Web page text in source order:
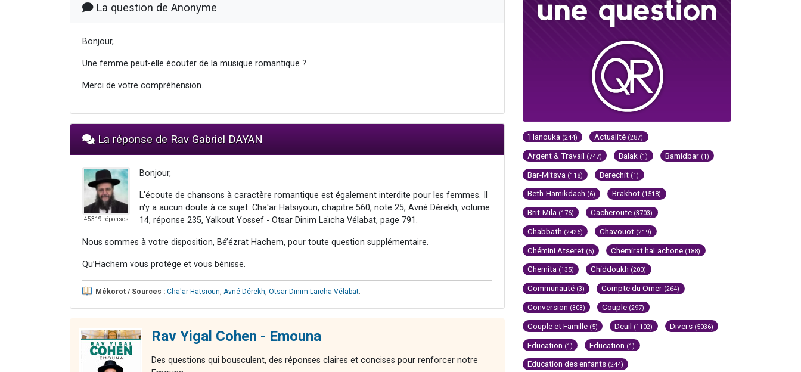
La question de Anonyme
Bonjour,
Une femme peut-elle écouter de la musique romantique ?
Merci de votre compréhension.
La réponse de Rav Gabriel DAYAN
45319 réponses
Bonjour,
L'écoute de chansons à caractère romantique est également interdite pour les femmes. Il
n'y a aucun doute à ce sujet. Cha'ar Hatsiyoun, chapitre 560, note 25, Avné Dérekh, volume
14, réponse 235, Yalkout Yossef - Otsar Dinim Laïcha Vélabat, page 791.
Nous sommes à votre disposition, Bé’ézrat Hachem, pour toute question supplémentaire.
Qu’Hachem vous protège et vous bénisse.
Mékorot / Sources : Cha'ar Hatsioun Avné Dérekh Otsar Dinim Laïcha Vélabat
Rav Yigal Cohen - Emouna
Des questions qui bousculent, des réponses claires et concises pour renforcer notre
'Hanouka (244) Actualité (287)
Argent & Travail (747) Balak (1) Bamidbar (1)
Bar-Mitsva (118) Berechit (1)
Beth-Hamikdach (6) Brakhot (1518)
Brit-Mila (176) Cacheroute (3703)
Chabbath (2426) Chavouot (219)
Chémini Atseret (5) Chemirat haLachone (188)
Chemita (135) Chiddoukh (200)
Communauté (3) Compte du Omer (264)
Conversion (303) Couple (297)
Couple et Famille (5) Deuil (1102) Divers (5036)
Education (1) Education (1)
Education des enfants (244)